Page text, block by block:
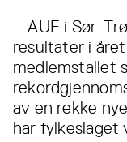
– AUF i Sør-
resultater i
medlemstallet
av en rekke
har fylkeslaget